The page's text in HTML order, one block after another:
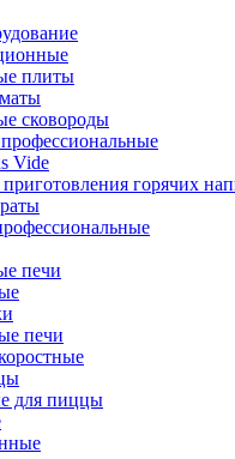
плиты
сковороды
Vide
горячих
печи
печи
для пиццы